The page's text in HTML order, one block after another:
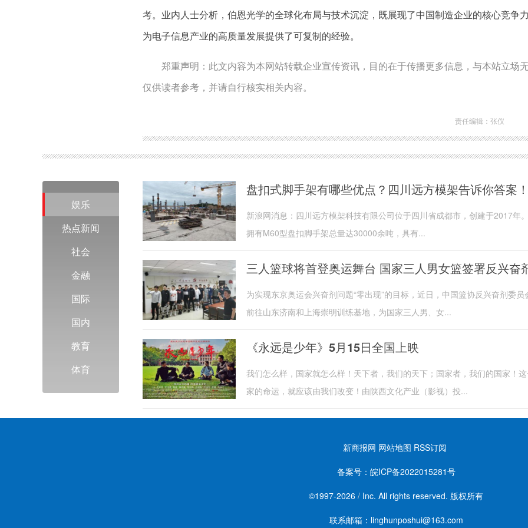
考。业内人士分析，伯恩光学的全球化布局与技术沉淀，既展现了中国制造企业的核心竞争
为电子信息产业的高质量发展提供了可复制的经验。
郑重声明：此文内容为本网站转载企业宣传资讯，目的在于传播更多信息，与本站立场无
仅供读者参考，并请自行核实相关内容。
责任编辑：张仪
娱乐
热点新闻
社会
金融
国际
国内
教育
体育
盘扣式脚手架有哪些优点？四川远方模架告诉你答案！
新浪网消息：四川远方模架科技有限公司位于四川省成都市，创建于2017年
拥有M60型盘扣脚手架总量达30000余吨，具有...
三人篮球将首登奥运舞台 国家三人男女篮签署反兴奋
为实现东京奥运会兴奋剂问题“零出现”的目标，近日，中国篮协反兴奋剂委员
前往山东济南和上海崇明训练基地，为国家三人男、女...
《永远是少年》5月15日全国上映
我们怎么样，国家就怎么样！天下者，我们的天下；国家者，我们的国家！
家的命运，就应该由我们改变！由陕西文化产业（影视）投...
新商报网 网站地图 RSS订阅
备案号： 皖ICP备2022015281号
©1997-2026 / Inc. All rights reserved. 版权所有
联系邮箱：linghunposhui@163.com